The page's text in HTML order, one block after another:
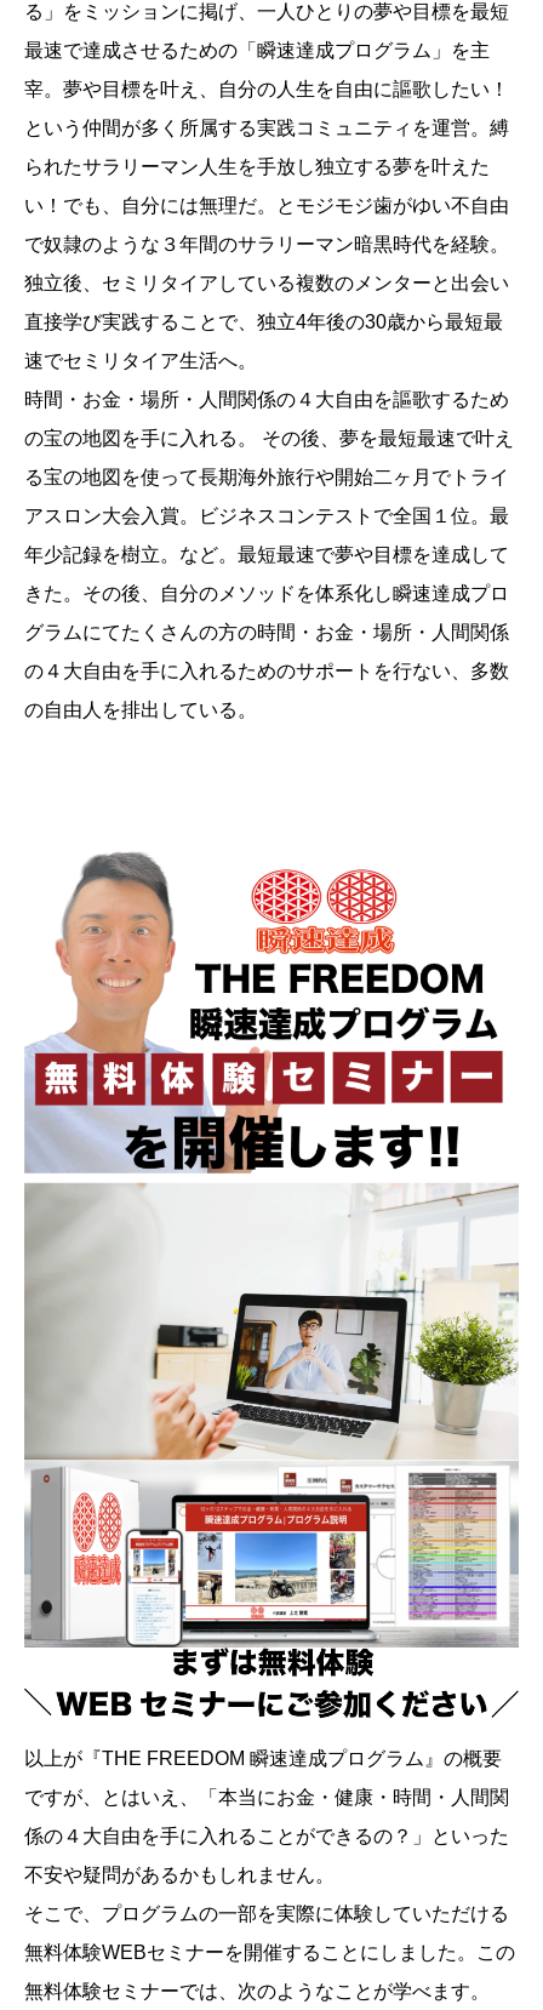
る」をミッションに掲げ、一人ひとりの夢や目標を最短
最速で達成させるための「瞬速達成プログラム」を主
宰。夢や目標を叶え、自分の人生を自由に謳歌したい！
という仲間が多く所属する実践コミュニティを運営。縛
られたサラリーマン人生を手放し独立する夢を叶えた
い！でも、自分には無理だ。とモジモジ歯がゆい不自由
で奴隷のような３年間のサラリーマン暗黒時代を経験。
独立後、セミリタイアしている複数のメンターと出会い
直接学び実践することで、独立4年後の30歳から最短最
速でセミリタイア生活へ。
時間・お金・場所・人間関係の４大自由を謳歌するため
の宝の地図を手に入れる。 その後、夢を最短最速で叶え
る宝の地図を使って長期海外旅行や開始二ヶ月でトライ
アスロン大会入賞。ビジネスコンテストで全国１位。最
年少記録を樹立。など。最短最速で夢や目標を達成して
きた。その後、自分のメソッドを体系化し瞬速達成プロ
グラムにてたくさんの方の時間・お金・場所・人間関係
の４大自由を手に入れるためのサポートを行ない、多数
の自由人を排出している。
以上が『THE FREEDOM 瞬速達成プログラム』の概要
ですが、とはいえ、「本当にお金・健康・時間・人間関
係の４大自由を手に入れることができるの？」といった
不安や疑問があるかもしれません。
そこで、プログラムの一部を実際に体験していただける
無料体験WEBセミナーを開催することにしました。この
無料体験セミナーでは、次のようなことが学べます。